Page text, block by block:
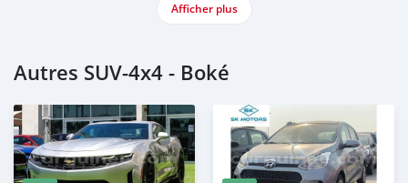
Afficher plus
Autres SUV‒4x4 - Boké